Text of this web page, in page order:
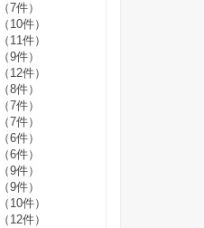
（7件）
（10件）
（11件）
（9件）
（12件）
（8件）
（7件）
（7件）
（6件）
（6件）
（9件）
（9件）
（10件）
（12件）